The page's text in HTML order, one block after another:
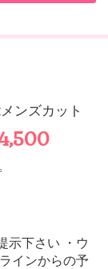
ンズカット
示下さい ・ウ
インからの予